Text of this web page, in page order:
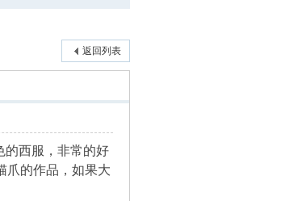
返回列表
的西服，非常的好
爪的作品，如果大